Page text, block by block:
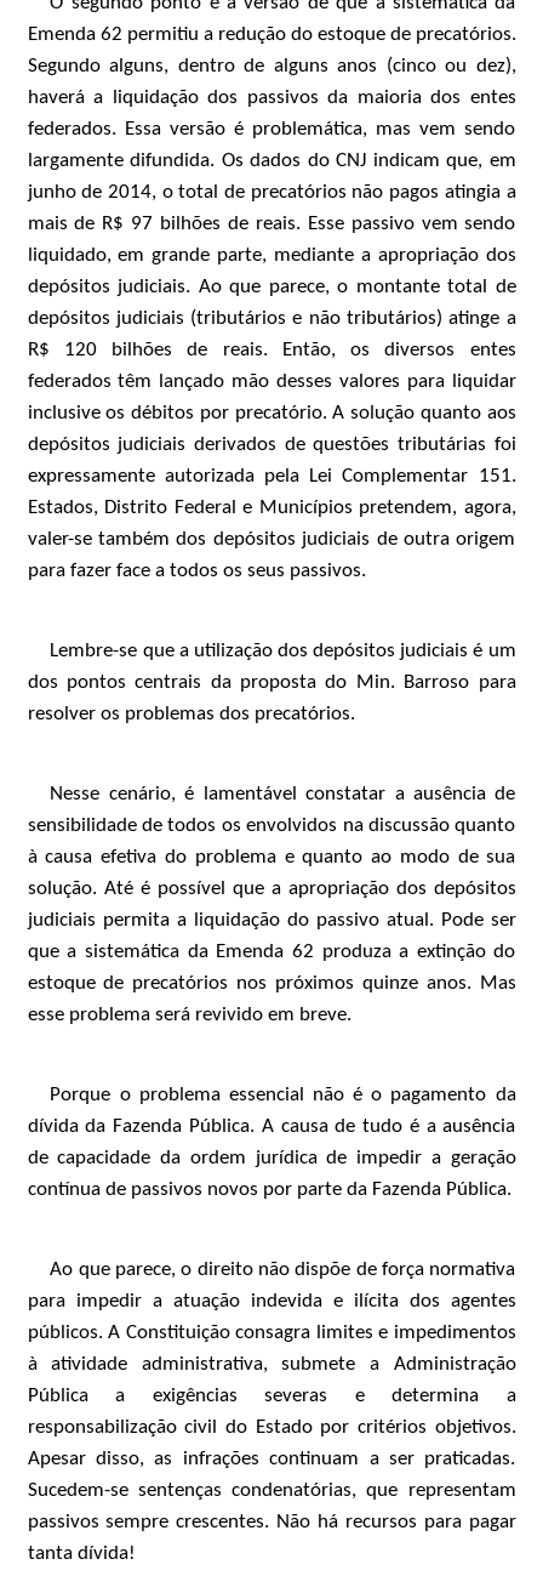
Emenda 62 permitiu a redução do estoque de precatórios.
Segundo alguns, dentro de alguns anos (cinco ou dez),
haverá a liquidação dos passivos da maioria dos entes
federados. Essa versão é problemática, mas vem sendo
largamente difundida. Os dados do CNJ indicam que, em
junho de 2014, o total de precatórios não pagos atingia a
mais de R$ 97 bilhões de reais. Esse passivo vem sendo
liquidado, em grande parte, mediante a apropriação dos
depósitos judiciais. Ao que parece, o montante total de
depósitos judiciais (tributários e não tributários) atinge a
R$ 120 bilhões de reais. Então, os diversos entes
federados têm lançado mão desses valores para liquidar
inclusive os débitos por precatório. A solução quanto aos
depósitos judiciais derivados de questões tributárias foi
expressamente autorizada pela Lei Complementar 151.
Estados, Distrito Federal e Municípios pretendem, agora,
valer-se também dos depósitos judiciais de outra origem
para fazer face a todos os seus passivos.
Lembre-se que a utilização dos depósitos judiciais é um
dos pontos centrais da proposta do Min. Barroso para
resolver os problemas dos precatórios.
Nesse cenário, é lamentável constatar a ausência de
sensibilidade de todos os envolvidos na discussão quanto
à causa efetiva do problema e quanto ao modo de sua
solução. Até é possível que a apropriação dos depósitos
judiciais permita a liquidação do passivo atual. Pode ser
que a sistemática da Emenda 62 produza a extinção do
estoque de precatórios nos próximos quinze anos. Mas
esse problema será revivido em breve.
Porque o problema essencial não é o pagamento da
dívida da Fazenda Pública. A causa de tudo é a ausência
de capacidade da ordem jurídica de impedir a geração
contínua de passivos novos por parte da Fazenda Pública.
Ao que parece, o direito não dispõe de força normativa
para impedir a atuação indevida e ilícita dos agentes
públicos. A Constituição consagra limites e impedimentos
à atividade administrativa, submete a Administração
Pública a exigências severas e determina a
responsabilização civil do Estado por critérios objetivos.
Apesar disso, as infrações continuam a ser praticadas.
Sucedem-se sentenças condenatórias, que representam
passivos sempre crescentes. Não há recursos para pagar
tanta dívida!